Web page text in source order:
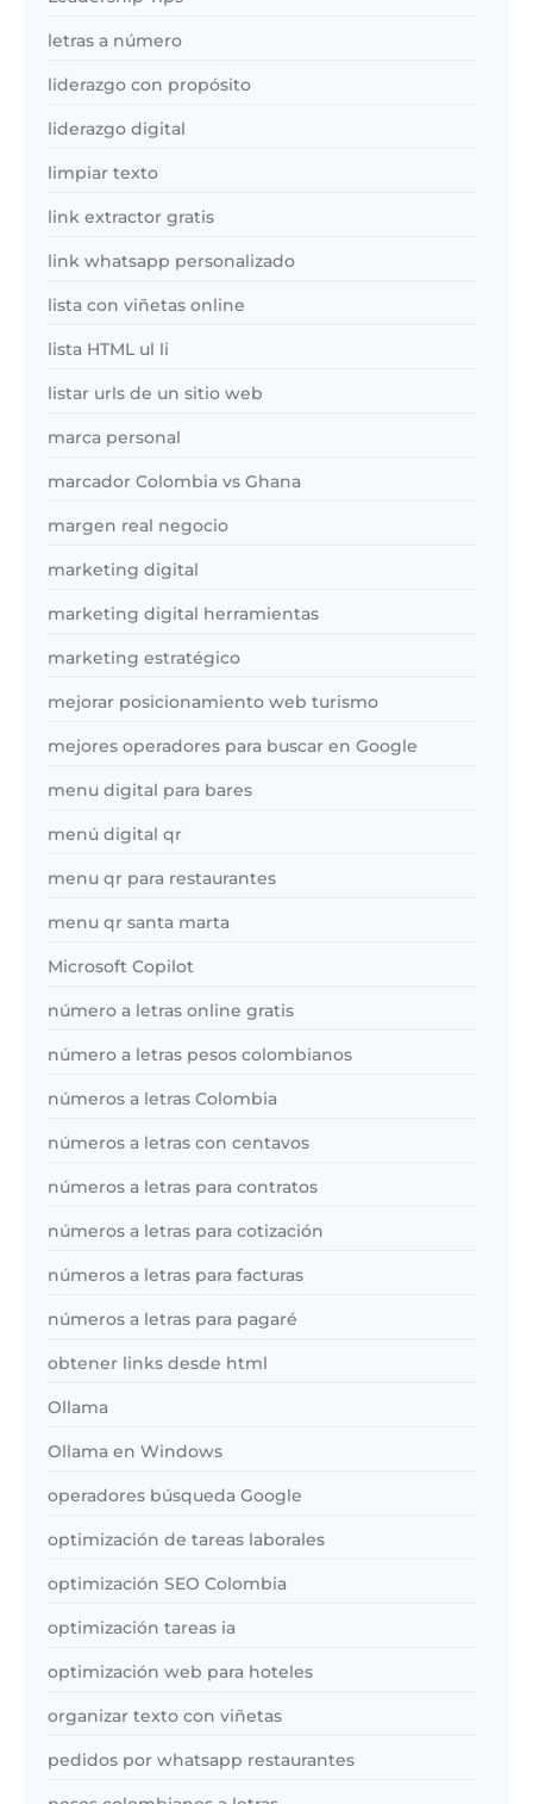
letras a número
liderazgo con propósito
liderazgo digital
limpiar texto
link extractor gratis
link whatsapp personalizado
lista con viñetas online
lista HTML ul li
listar urls de un sitio web
marca personal
marcador Colombia vs Ghana
margen real negocio
marketing digital
marketing digital herramientas
marketing estratégico
mejorar posicionamiento web turismo
mejores operadores para buscar en Google
menu digital para bares
menú digital qr
menu qr para restaurantes
menu qr santa marta
Microsoft Copilot
número a letras online gratis
número a letras pesos colombianos
números a letras Colombia
números a letras con centavos
números a letras para contratos
números a letras para cotización
números a letras para facturas
números a letras para pagaré
obtener links desde html
Ollama
Ollama en Windows
operadores búsqueda Google
optimización de tareas laborales
optimización SEO Colombia
optimización tareas ia
optimización web para hoteles
organizar texto con viñetas
pedidos por whatsapp restaurantes